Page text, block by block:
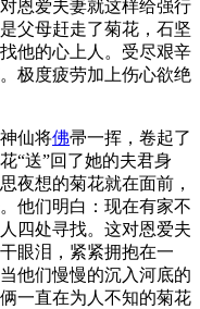
恩爱夫妻就这样给强行
父母赶走了菊花，石坚
他的心上人。受尽艰辛
极度疲劳加上伤心欲绝
仙将佛帚一挥，卷起了
“送”回了她的夫君身
夜想的菊花就在面前，
他们明白：现在有家不
四处寻找。这对恩爱夫
眼泪，紧紧拥抱在一
他们慢慢的沉入河底的
一直在为人不知的菊花